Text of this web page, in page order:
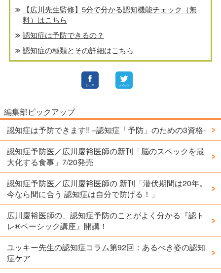
【広川先生監修】5分で分かる認知機能チェック（無
料）はこちら
認知症は予防できるの？
認知症の種類とその詳細はこちら
編集部ピックアップ
認知症は予防できます!! –認知症「予防」のための3資格-
認知症予防医／広川慶裕医師の新刊「脳のスペックを最
大化する食事」7/20発売
認知症予防医／広川慶裕医師の 新刊「潜伏期間は20年。
今なら間に合う 認知症は自分で防げる！」
広川慶裕医師の、認知症予防のことがよく分かる『認ト
レ®️ベーシック講座』開講！
ユッキー先生の認知症コラム第92回：あるべき姿の認知
症ケア